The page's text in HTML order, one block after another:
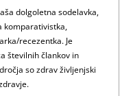
dolgoletna sodelavka,
komparativistka,
recezentka. Je
številnih člankov in
so zdrav življenjski